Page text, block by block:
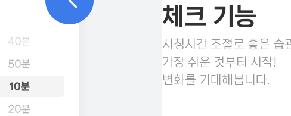
체크 기능
시청시간 조절로 좋은 습
가장 쉬운 것부터 시작!
변화를 기대해봅니다.